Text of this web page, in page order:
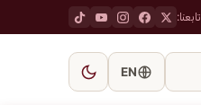
تابعنا:
EN